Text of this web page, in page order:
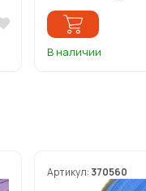
В наличии
Артикул: 370560